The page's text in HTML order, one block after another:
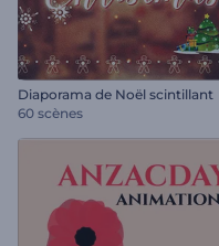
Diaporama de Noël scintillant
60 scènes